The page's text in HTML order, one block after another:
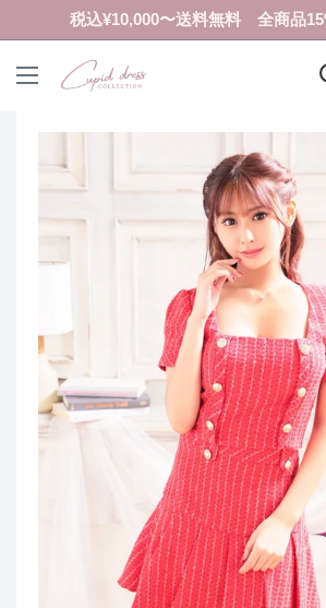
ン
税込¥10,000〜送料無料 全商品
ク
ド
コ
シ
ョ
ン